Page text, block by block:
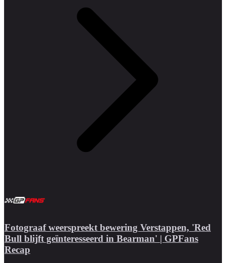
Fotograaf weerspreekt bewering Verstappen, 'Red
Bull blijft geïnteresseerd in Bearman' | GPFans
Recap